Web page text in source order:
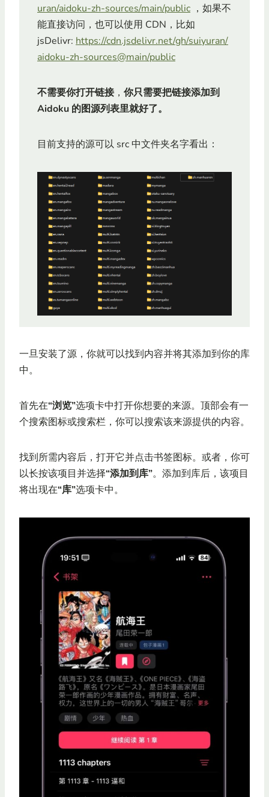
uran/aidoku-zh-sources/main/public ，如果不
能直接访问，也可以使用 CDN，比如
jsDelivr: https://cdn.jsdelivr.net/gh/suiyuran/
aidoku-zh-sources@main/public
不需要你打开链接， 你只需要把链接添加到
Aidoku 的图源列表里就好了。
目前支持的源可以 src 中文件夹名字看出：
一旦安装了源，你就可以找到内容并将其添加到你的库
中。
首先在“浏览”选项卡中打开你想要的来源。顶部会有一
个搜索图标或搜索栏，你可以搜索该来源提供的内容。
找到所需内容后，打开它并点击书签图标。或者，你可
以长按该项目并选择“添加到库”。添加到库后，该项目
将出现在“库”选项卡中。